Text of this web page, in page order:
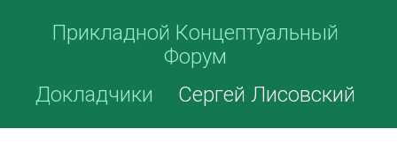
Прикладной Концептуальный
Форум
Докладчики
Сергей Лисовский